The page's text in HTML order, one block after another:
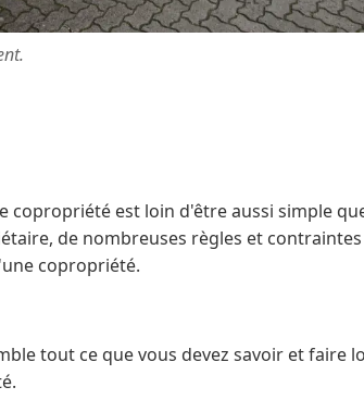
est loin d'être aussi simple
de nombreuses règles et
copropriété.
tout ce que vous devez savoir et faire